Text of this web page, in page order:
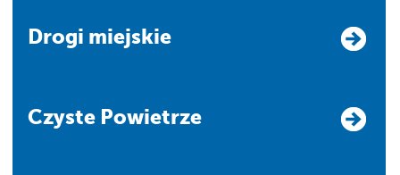
Drogi miejskie
Czyste Powietrze